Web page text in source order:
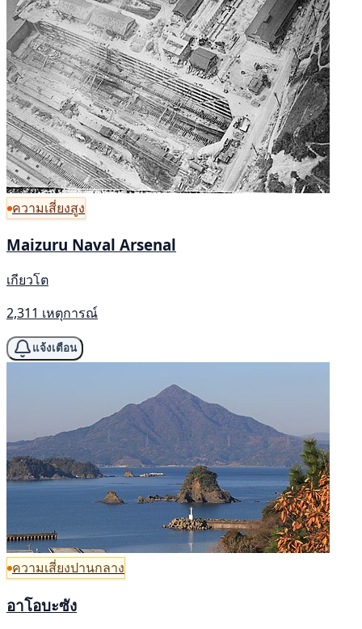
ความเสี่ยงสูง
Maizuru Naval Arsenal
เกียวโต
2,311 เหตุการณ์
แจ้งเตือน
ความเสี่ยงปานกลาง
อาโอบะซัง